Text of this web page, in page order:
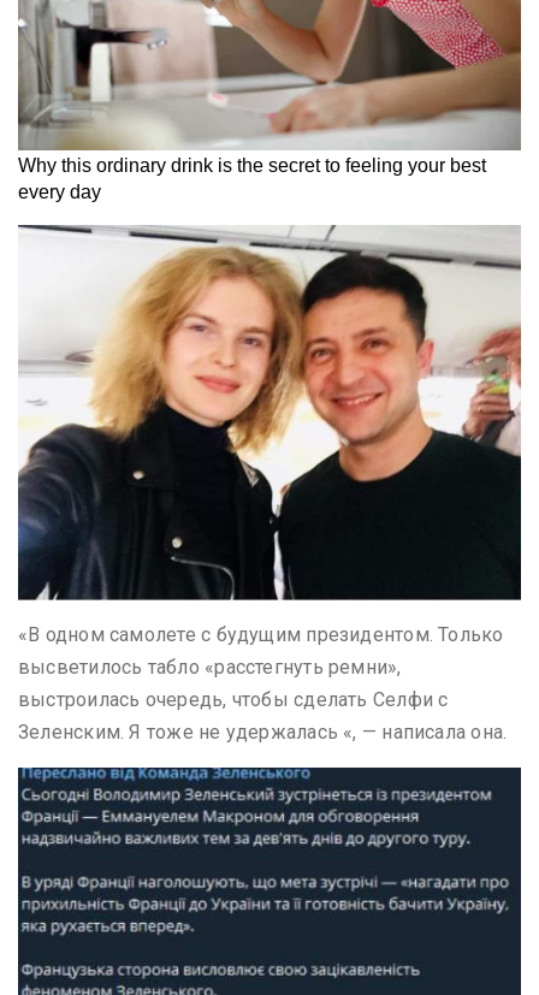
«В одном самолете с будущим президентом. Только
высветилось табло «расстегнуть ремни»,
выстроилась очередь, чтобы сделать Селфи с
Зеленским. Я тоже не удержалась «, — написала она.